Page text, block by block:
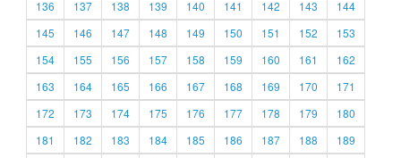
136
137 138 139 140 141 142 143
144
145
146 147 148 149 150 151 152
153
154
155 156 157 158 159 160 161
162
163
164 165 166 167 168 169 170
171
172
173 174 175 176 177 178 179
180
181
182 183 184 185 186 187 188
189